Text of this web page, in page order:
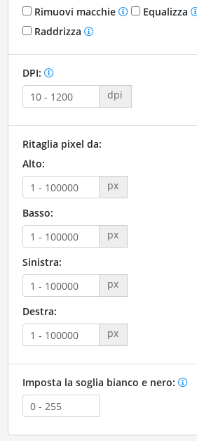
Rimuovi macchie
Equalizza
Raddrizza
DPI:
dpi
Ritaglia pixel da:
Alto:
px
Basso:
px
Sinistra:
px
Destra:
px
Imposta la soglia bianco e nero: